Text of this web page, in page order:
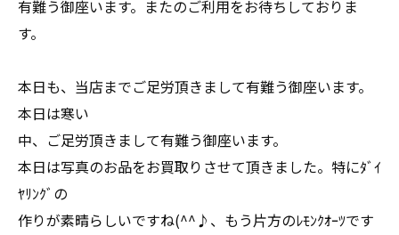
有難う御座います。またのご利用をお待ちしておりま
す。
本日も、当店までご足労頂きまして有難う御座います。
本日は寒い
中、ご足労頂きまして有難う御座います。
本日は写真のお品をお買取りさせて頂きました。特にﾀﾞｲ
ﾔﾘﾝｸﾞの
作りが素晴らしいですね(^^♪、もう片方のﾚﾓﾝｸｵｰﾂです